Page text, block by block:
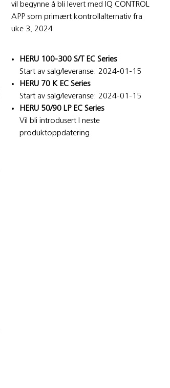
vil begynne å bli levert med IQ CONTROL
APP som primært kontrollalternativ fra
uke 3, 2024
HERU 100-300 S/T EC Series
Start av salg/leveranse: 2024-01-15
HERU 70 K EC Series
Start av salg/leveranse: 2024-01-15
HERU 50/90 LP EC Series
Vil bli introdusert I neste
produktoppdatering